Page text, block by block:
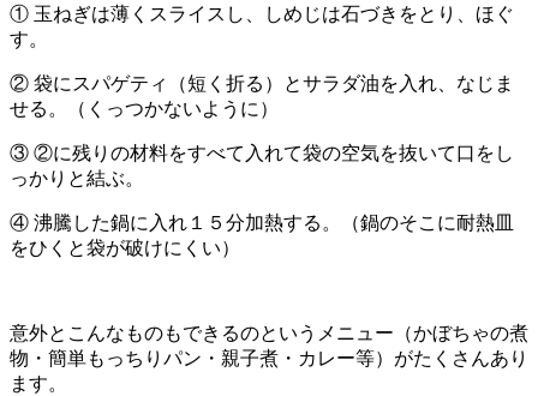
① 玉ねぎは薄くスライスし、しめじは石づきをとり、ほぐ
す。
② 袋にスパゲティ（短く折る）とサラダ油を入れ、なじま
せる。（くっつかないように）
③ ②に残りの材料をすべて入れて袋の空気を抜いて口をし
っかりと結ぶ。
④ 沸騰した鍋に入れ１５分加熱する。（鍋のそこに耐熱皿
をひくと袋が破けにくい）
意外とこんなものもできるのというメニュー（かぼちゃの煮
物・簡単もっちりパン・親子煮・カレー等）がたくさんあり
ます。